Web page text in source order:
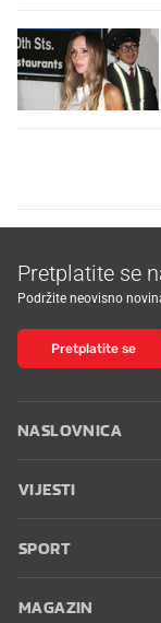
Pretplatite se
Podržite neovisno
Pretplatite se
NASLOVNICA
VIJESTI
SPORT
MAGAZIN